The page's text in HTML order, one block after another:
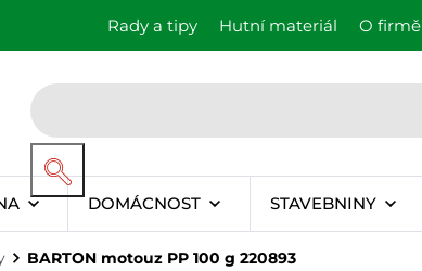
Rady a tipy Hutní materiál O firmě
DOMÁCNOST STAVEBNINY
BARTON motouz PP 100 g 220893